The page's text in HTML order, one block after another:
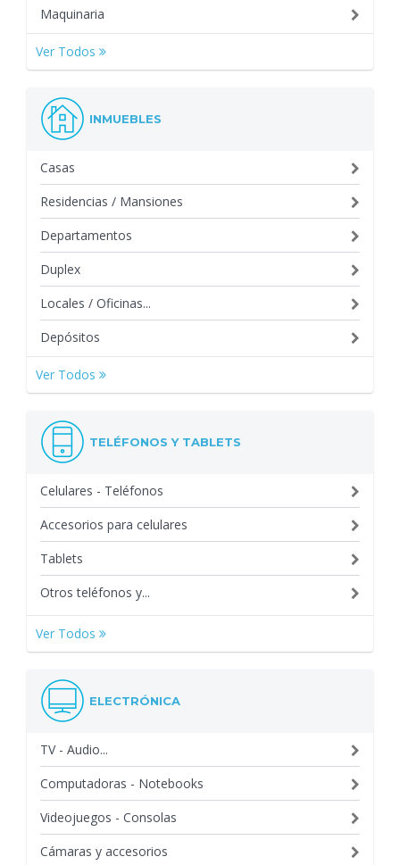
Maquinaria
Ver Todos
INMUEBLES
Casas
Residencias / Mansiones
Departamentos
Duplex
Locales / Oficinas...
Depósitos
Ver Todos
TELÉFONOS Y TABLETS
Celulares - Teléfonos
Accesorios para celulares
Tablets
Otros teléfonos y...
Ver Todos
ELECTRÓNICA
TV - Audio...
Computadoras - Notebooks
Videojuegos - Consolas
Cámaras y accesorios